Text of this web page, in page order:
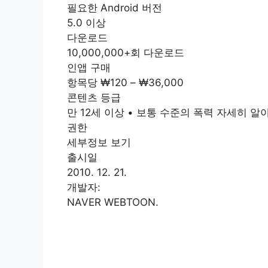
필요한 Android 버전
5.0 이상
다운로드
10,000,000+회 다운로드
인앱 구매
항목당 ₩120 – ₩36,000
콘텐츠 등급
만 12세 이상 • 보통 수준의 폭력 자세히 알
권한
세부정보 보기
출시일
2010. 12. 21.
개발자:
NAVER WEBTOON.